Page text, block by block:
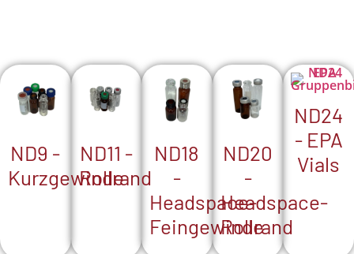
ND9 -
Kurzgewinde
ND11 -
Rollrand
ND18
-
Headspace-
Feingewinde
ND20
-
Headspace-
Rollrand
ND24
- EPA
Vials